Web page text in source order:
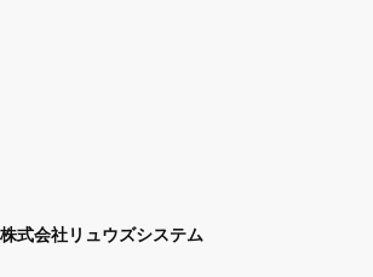
株式会社リュウズシステム